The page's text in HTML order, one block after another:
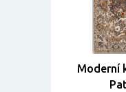
Moderní